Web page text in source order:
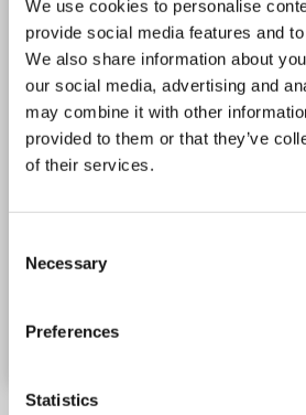
We use cookies to personalise
provide social media features and
We also share information about
our social media, advertising and
may combine it with other
provided to them or that they’ve
of their services.
Selection
Necessary
Preferences
Statistics
WB
2 images
Fiche technique